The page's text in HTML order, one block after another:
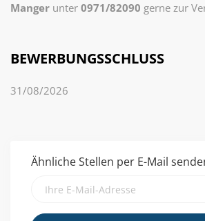
Manger unter 0971/82090 gerne zur
BEWERBUNGSSCHLUSS
31/08/2026
Ähnliche Stellen per E-Mail